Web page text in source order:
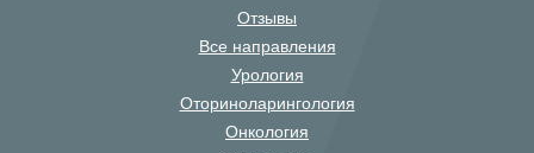
Отзывы
Все направления
Урология
Оториноларингология
Онкология